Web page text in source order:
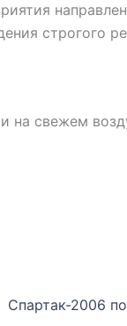
строгого
на свежем